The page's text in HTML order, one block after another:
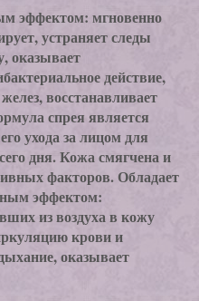
эффектом: мгновенно
устраняет следы
оказывает
действие,
восстанавливает
спрея является
ухода за лицом для
дня. Кожа смягчена и
факторов. Обладает
эффектом:
из воздуха в кожу
крови и
оказывает